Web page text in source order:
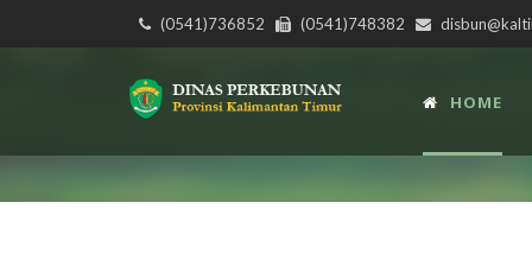
(0541)736852 (0541)748382
HOME